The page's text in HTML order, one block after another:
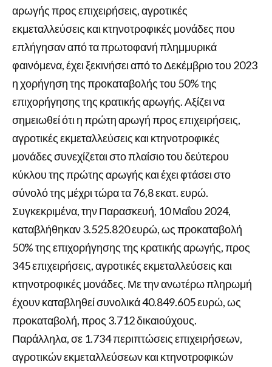
αρωγής προς επιχειρήσεις, αγροτικές
εκμεταλλεύσεις και κτηνοτροφικές μονάδες που
επλήγησαν από τα πρωτοφανή πλημμυρικά
φαινόμενα, έχει ξεκινήσει από το Δεκέμβριο του 2023
η χορήγηση της προκαταβολής του 50% της
επιχορήγησης της κρατικής αρωγής. Αξίζει να
σημειωθεί ότι η πρώτη αρωγή προς επιχειρήσεις,
αγροτικές εκμεταλλεύσεις και κτηνοτροφικές
μονάδες συνεχίζεται στο πλαίσιο του δεύτερου
κύκλου της πρώτης αρωγής και έχει φτάσει στο
σύνολό της μέχρι τώρα τα 76,8 εκατ. ευρώ.
Συγκεκριμένα, την Παρασκευή, 10 Μαΐου 2024,
καταβλήθηκαν 3.525.820 ευρώ, ως προκαταβολή
50% της επιχορήγησης της κρατικής αρωγής, προς
345 επιχειρήσεις, αγροτικές εκμεταλλεύσεις και
κτηνοτροφικές μονάδες. Με την ανωτέρω πληρωμή
έχουν καταβληθεί συνολικά 40.849.605 ευρώ, ως
προκαταβολή, προς 3.712 δικαιούχους.
Παράλληλα, σε 1.734 περιπτώσεις επιχειρήσεων,
αγροτικών εκμεταλλεύσεων και κτηνοτροφικών